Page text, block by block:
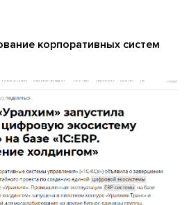
корпоративных систем